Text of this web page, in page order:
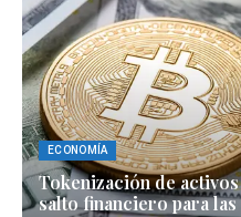
ECONOMÍA
Tokenización de activos en
salto financiero para las